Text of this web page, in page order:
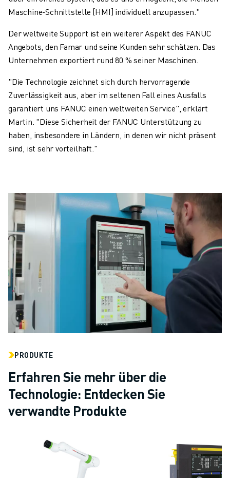
Maschine-Schnittstelle [HMI] individuell anzupassen."
Der weltweite Support ist ein weiterer Aspekt des FANUC
Angebots, den Famar und seine Kunden sehr schätzen. Das
Unternehmen exportiert rund 80 % seiner Maschinen.
"Die Technologie zeichnet sich durch hervorragende
Zuverlässigkeit aus, aber im seltenen Fall eines Ausfalls
garantiert uns FANUC einen weltweiten Service", erklärt
Martin. "Diese Sicherheit der FANUC Unterstützung zu
haben, insbesondere in Ländern, in denen wir nicht präsent
sind, ist sehr vorteilhaft."
PRODUKTE
Erfahren Sie mehr über die
Technologie: Entdecken Sie
verwandte Produkte